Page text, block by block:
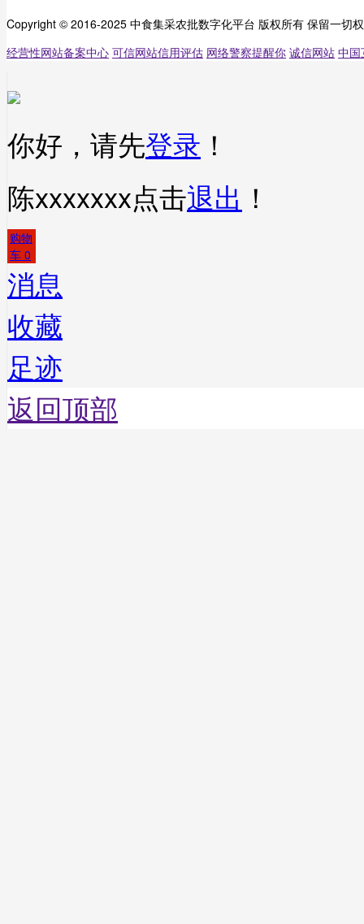
Copyright © 2016-2025 中食集采农批数字化平台 版权所有 保留一切
经营性网站备案中心 可信网站信用评估 网络警察提醒你 诚信网站 中国
你好，请先登录 ！
陈xxxxxxx点击退出 ！
购物
车 0
消息
收藏
足迹
返回顶部